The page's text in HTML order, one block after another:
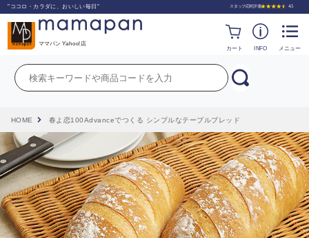
"ココロ・カラダに、おいしい毎日"
ママパン Yahoo!店
カート INFO メニュー
HOME 春よ恋100Advanceでつくる シンプルなテーブルブレッド